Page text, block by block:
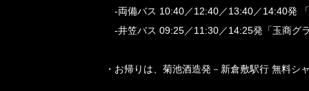
-両備バス 10:40／12:40／13:40／14:40発
-井笠バス 09:25／11:30／14:25発「玉商グ
・お帰りは、菊池酒造発－新倉敷駅行 無料